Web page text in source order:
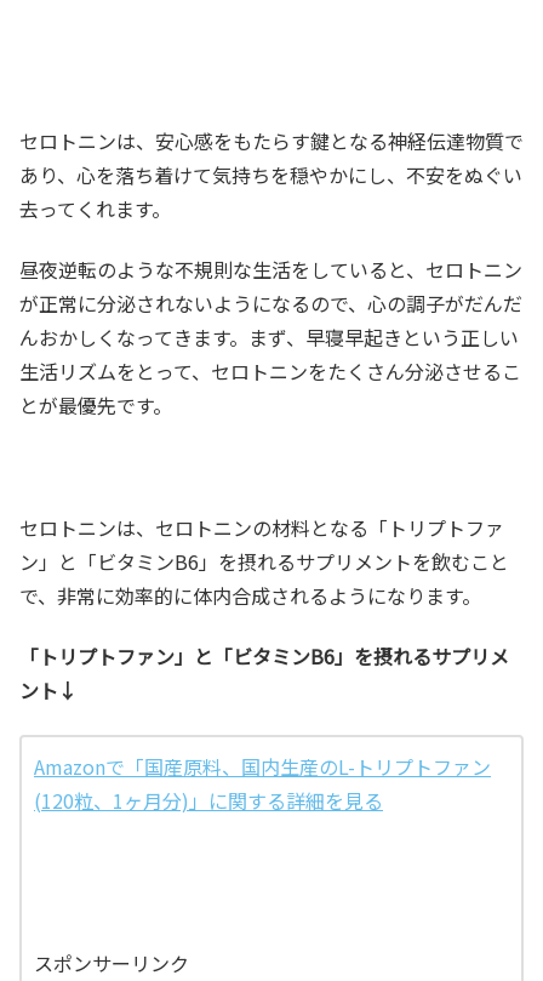
セロトニンは、安心感をもたらす鍵となる神経伝達物質で
あり、心を落ち着けて気持ちを穏やかにし、不安をぬぐい
去ってくれます。
昼夜逆転のような不規則な生活をしていると、セロトニン
が正常に分泌されないようになるので、心の調子がだんだ
んおかしくなってきます。まず、早寝早起きという正しい
生活リズムをとって、セロトニンをたくさん分泌させるこ
とが最優先です。
セロトニンは、セロトニンの材料となる「トリプトファ
ン」と「ビタミンB6」を摂れるサプリメントを飲むこと
で、非常に効率的に体内合成されるようになります。
「トリプトファン」と「ビタミンB6」を摂れるサプリメ
ント↓
Amazonで「国産原料、国内生産のL-トリプトファン
(120粒、1ヶ月分)」に関する詳細を見る
スポンサーリンク